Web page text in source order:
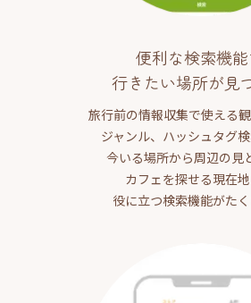
便利な検索機
行きたい場所が見
旅行前の情報収集で使える観
ジャンル、ハッシュタグ検
今いる場所から周辺の見
カフェを探せる現在
役に立つ検索機能がたく